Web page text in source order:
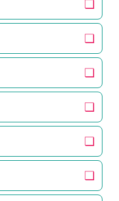
❏
❏
❏
❏
❏
❏